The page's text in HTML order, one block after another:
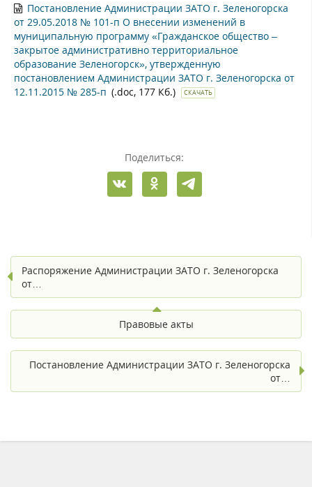
Постановление Администрации ЗАТО г. Зеленогорска
от 29.05.2018 № 101-п О внесении изменений в
муниципальную программу «Гражданское общество –
закрытое административно территориальное
образование Зеленогорск», утвержденную
постановлением Администрации ЗАТО г. Зеленогорска от
12.11.2015 № 285-п (.doc, 177 Кб.) СКАЧАТЬ
Поделиться:
Распоряжение Администрации ЗАТО г. Зеленогорска
от…
Правовые акты
Постановление Администрации ЗАТО г. Зеленогорска
от…